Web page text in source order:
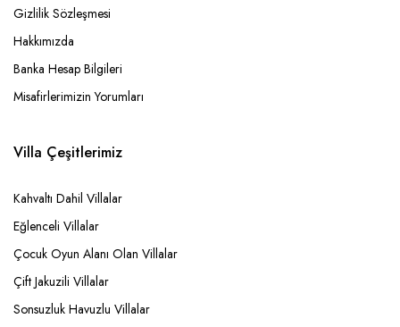
Gizlilik Sözleşmesi
Hakkımızda
Banka Hesap Bilgileri
Misafirlerimizin Yorumları
Villa Çeşitlerimiz
Kahvaltı Dahil Villalar
Eğlenceli Villalar
Çocuk Oyun Alanı Olan Villalar
Çift Jakuzili Villalar
Sonsuzluk Havuzlu Villalar